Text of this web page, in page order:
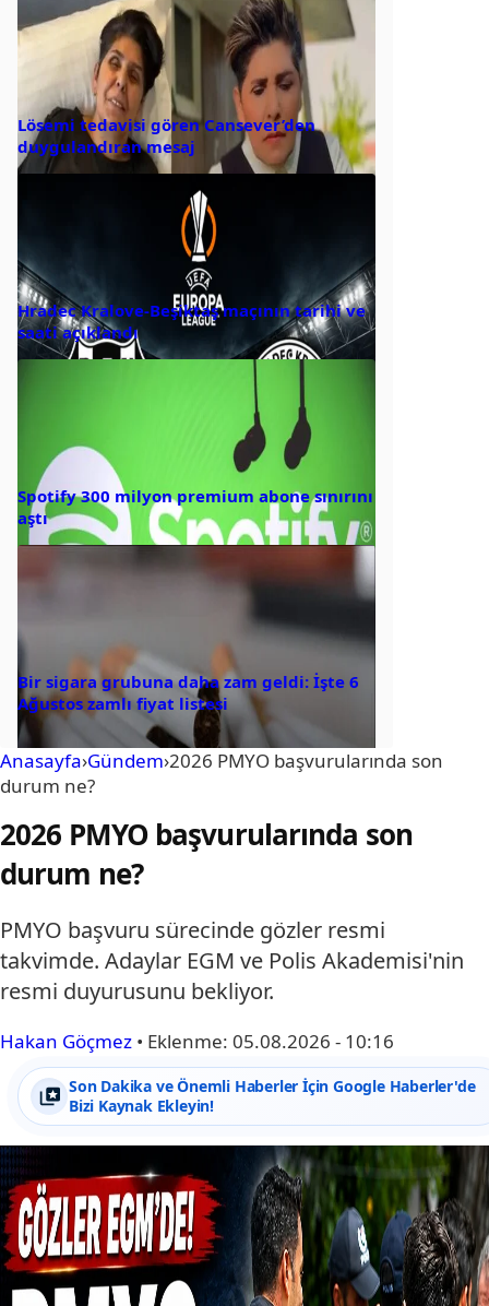
Lösemi tedavisi gören Cansever’den
duygulandıran mesaj
Hradec Kralove-Beşiktaş maçının tarihi ve
saati açıklandı
Spotify 300 milyon premium abone sınırını
aştı
Bir sigara grubuna daha zam geldi: İşte 6
Ağustos zamlı fiyat listesi
Anasayfa›Gündem›2026 PMYO başvurularında son
durum ne?
2026 PMYO başvurularında son
durum ne?
PMYO başvuru sürecinde gözler resmi
takvimde. Adaylar EGM ve Polis Akademisi'nin
resmi duyurusunu bekliyor.
Hakan Göçmez • Eklenme: 05.08.2026 - 10:16
Son Dakika ve Önemli Haberler İçin Google Haberler'de
Bizi Kaynak Ekleyin!